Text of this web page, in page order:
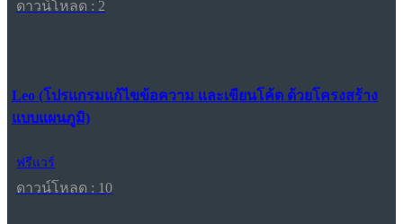
ดาวน์โหลด : 2
Leo (โปรแกรมแก้ไขข้อความ และเขียนโค้ด ด้วยโครงสร้าง
แบบแผนภูมิ)
ฟรีแวร์
ดาวน์โหลด : 10